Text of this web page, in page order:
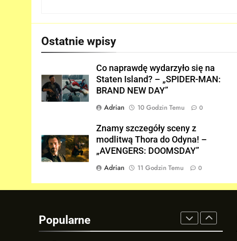
Ostatnie wpisy
Co naprawdę wydarzyło się na
Staten Island? – „SPIDER-MAN:
BRAND NEW DAY”
Adrian
10 Godzin Temu 0
Znamy szczegóły sceny z
modlitwą Thora do Odyna! –
„AVENGERS: DOOMSDAY”
Adrian
11 Godzin Temu 0
Popularne
ekipy „SPIDER-MAN: BRAND
powrót!
TA figurka LEGO
Niesamowitego Spider-Mana
jest warta tysiące dolarów!
GADŻETY
Znamy szczegóły roli
Deadpoola Ryan Reynoldsa w
„AVENGERS: DOOMSDAY”!
FILMY
Netflix NIE zadebiutuje w
2
Co naprawdę wydarzyło się na